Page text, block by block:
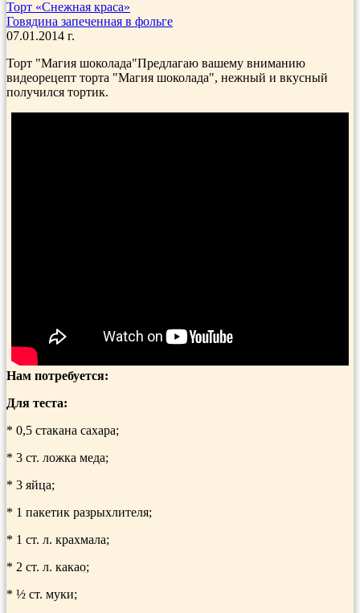
Торт «Снежная краса»
Говядина запеченная в фольге
07.01.2014 г.
Торт "Магия шоколада"Предлагаю вашему вниманию
видеорецепт торта "Магия шоколада", нежный и вкусный
получился тортик.
Нам потребуется:
Для теста:
* 0,5 стакана сахара;
* 3 ст. ложка меда;
* 3 яйца;
* 1 пакетик разрыхлителя;
* 1 ст. л. крахмала;
* 2 ст. л. какао;
* ½ ст. муки;